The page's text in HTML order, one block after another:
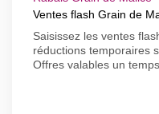
Ventes flash Grain de
Saisissez les ventes
réductions temporaires
Offres valables un